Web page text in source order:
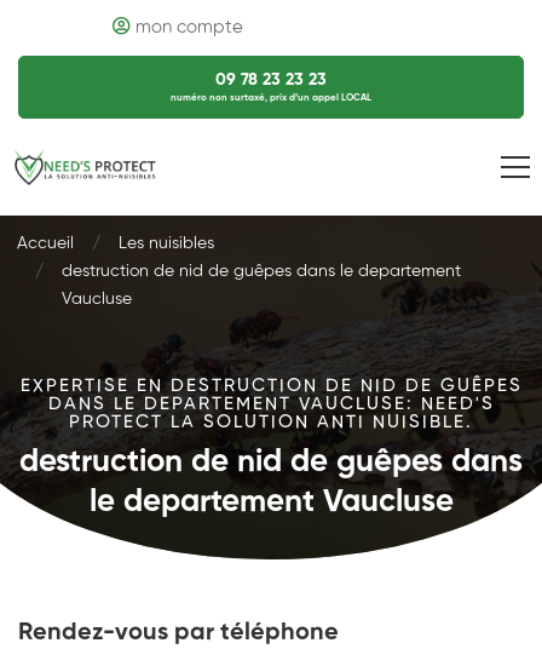
mon compte
09 78 23 23 23
numéro non surtaxé, prix d’un appel LOCAL
Accueil
Les nuisibles
destruction de nid de guêpes dans le departement
Vaucluse
EXPERTISE EN DESTRUCTION DE NID DE GUÊPES
DANS LE DEPARTEMENT VAUCLUSE: NEED'S
PROTECT LA SOLUTION ANTI NUISIBLE.
destruction de nid de guêpes dans
le departement Vaucluse
Rendez-vous par téléphone